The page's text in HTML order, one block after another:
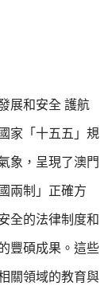
展和安全 護航
家「十五五」規
象，呈現了澳門
兩制」正確方
全的法律制度和
豐碩成果。這些
關領域的教育與